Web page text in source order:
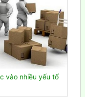
vào nhiều yếu tố